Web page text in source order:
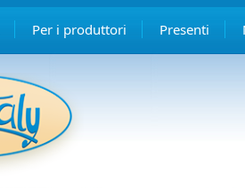
Per i produttori Presenti